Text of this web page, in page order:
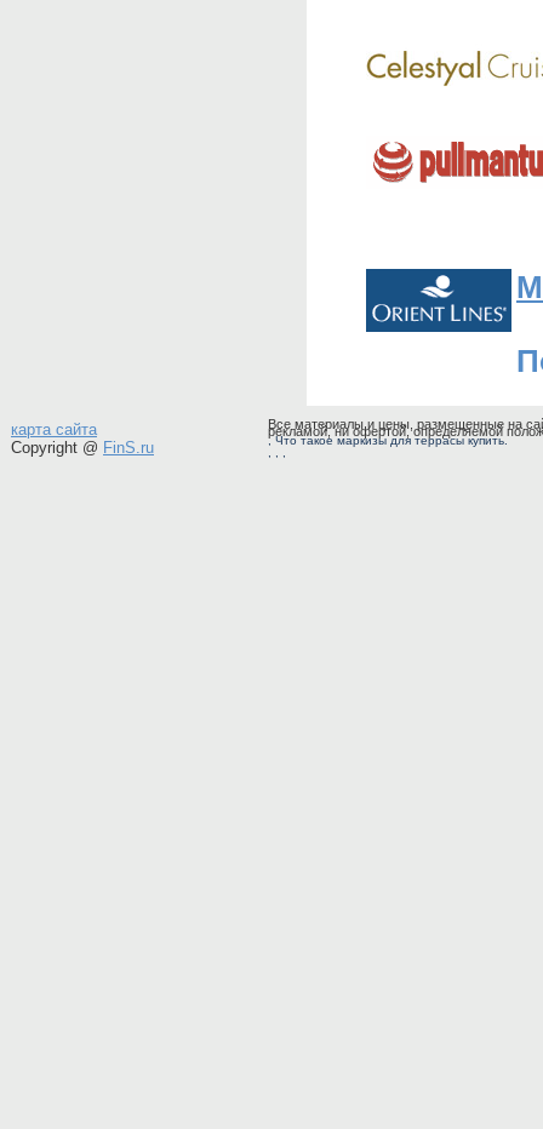
карта сайта
Copyright @ FinS.ru
Все материалы и цены, размещенные на
рекламой, ни офертой, определяемой
, Что такоемаркизыдля террасы купить.